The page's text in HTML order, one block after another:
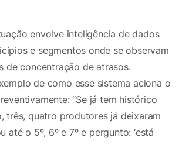
envolve inteligência de dados
e segmentos onde se observam
de concentração de atrasos.
de como esse sistema aciona o
“Se já tem histórico
três, quatro produtores já deixaram
até o 5º, 6º e 7º e pergunto: ‘está